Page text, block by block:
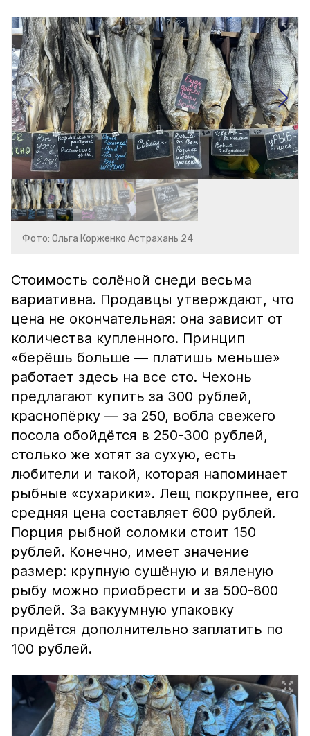
Фото: Ольга Корженко Астрахань 24
Стоимость солёной снеди весьма
вариативна. Продавцы утверждают, что
цена не окончательная: она зависит от
количества купленного. Принцип
«берёшь больше — платишь меньше»
работает здесь на все сто. Чехонь
предлагают купить за 300 рублей,
краснопёрку — за 250, вобла свежего
посола обойдётся в 250-300 рублей,
столько же хотят за сухую, есть
любители и такой, которая напоминает
рыбные «сухарики». Лещ покрупнее, его
средняя цена составляет 600 рублей.
Порция рыбной соломки стоит 150
рублей. Конечно, имеет значение
размер: крупную сушёную и вяленую
рыбу можно приобрести и за 500-800
рублей. За вакуумную упаковку
придётся дополнительно заплатить по
100 рублей.